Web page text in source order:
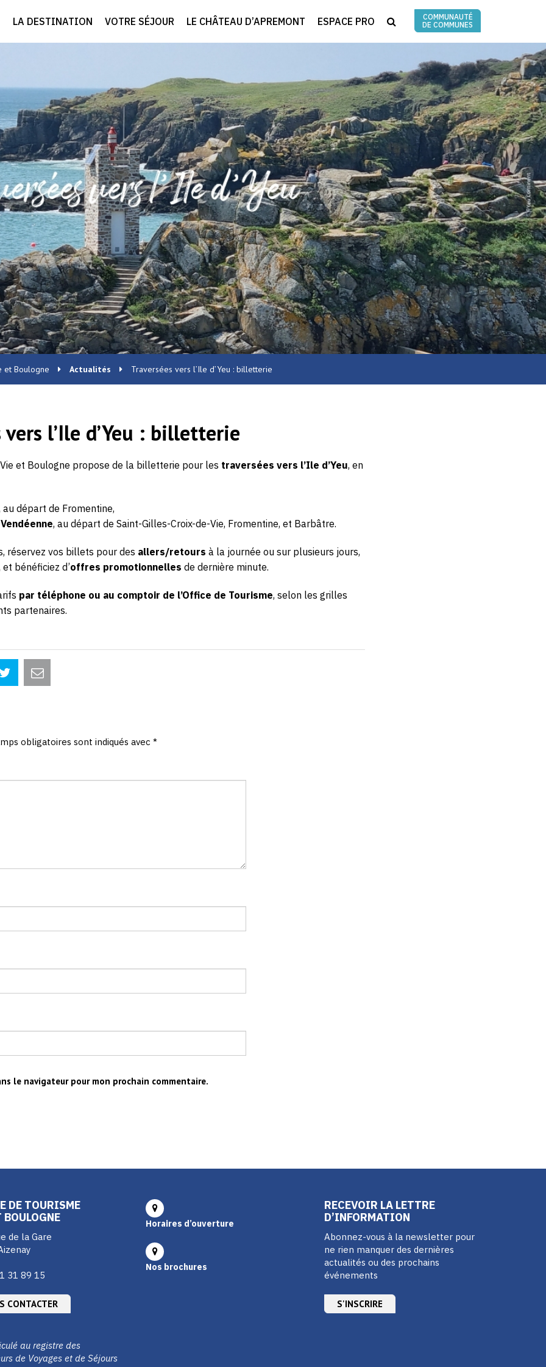
LA DESTINATION VOTRE SÉJOUR LE CHÂTEAU D’APREMONT ESPACE PRO RECHERCHE
COMMUNAUTÉ
DE COMMUNES
et Boulogne Actualités Traversées vers l’Ile d’Yeu : billetterie
vers l’Ile d’Yeu : billetterie
Vie et Boulogne propose de la billetterie pour les traversées vers l’Ile d’Yeu, en
au départ de Fromentine,
, au départ de Saint-Gilles-Croix-de-Vie, Fromentine, et Barbâtre.
réservez vos billets pour des allers/retours à la journée ou sur plusieurs jours,
et bénéficiez d’offres promotionnelles de dernière minute.
par téléphone ou au comptoir de l’Office de Tourisme, selon les grilles
partenaires.
obligatoires sont indiqués avec *
le navigateur pour mon prochain commentaire.
DE TOURISME
de la Gare
31 89 15
CONTACTER
au registre des
de Voyages et de Séjours
Horaires d’ouverture
Nos brochures
RECEVOIR LA LETTRE
D’INFORMATION
Abonnez-vous à la newsletter pour
ne rien manquer des dernières
actualités ou des prochains
événements
S'INSCRIRE